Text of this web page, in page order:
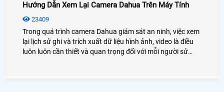
Hướng Dẫn Xem Lại Camera Dahua Trên Máy Tính
23409
Trong quá trình camera Dahua giám sát an ninh, việc xem
lại lịch sử ghi và trích xuất dữ liệu hình ảnh, video là điều
luôn luôn cần thiết và quan trọng đối với mỗi người sử